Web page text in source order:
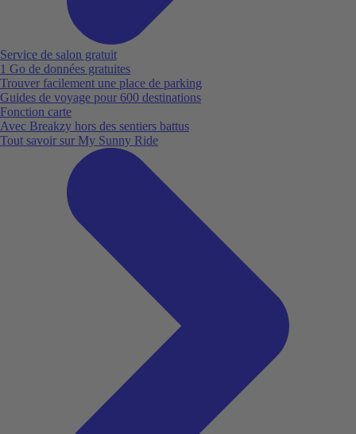
Service de salon gratuit
1 Go de données gratuites
Trouver facilement une place de parking
Guides de voyage pour 600 destinations
Fonction carte
Avec Breakzy hors des sentiers battus
Tout savoir sur My Sunny Ride